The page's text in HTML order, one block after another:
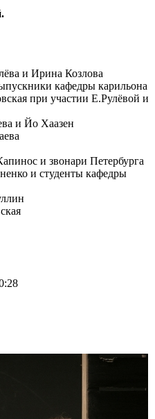
и Ирина Козлова
кафедры карильона
при участии Е.Рулёвой и
и Йо Хаазен
и звонари Петербурга
и студенты кафедры